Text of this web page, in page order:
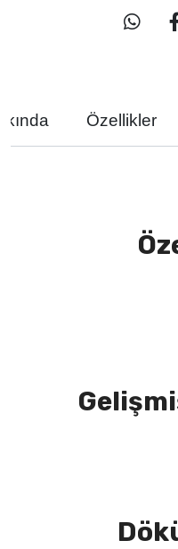
Özellikler